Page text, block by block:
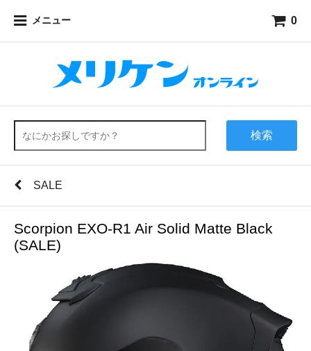
メニュー 0
検索
SALE
Scorpion EXO-R1 Air Solid Matte Black
(SALE)